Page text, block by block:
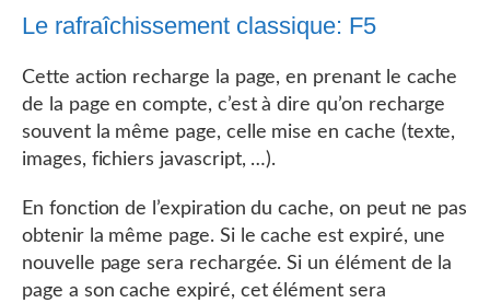
Le rafraîchissement classique: F5
Cette action recharge la page, en prenant le cache
de la page en compte, c’est à dire qu’on recharge
souvent la même page, celle mise en cache (texte,
images, fichiers javascript, …).
En fonction de l’expiration du cache, on peut ne pas
obtenir la même page. Si le cache est expiré, une
nouvelle page sera rechargée. Si un élément de la
page a son cache expiré, cet élément sera